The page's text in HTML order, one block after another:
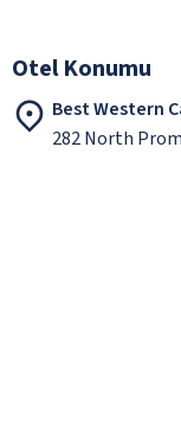
Otel Konumu
Best Western
282 North